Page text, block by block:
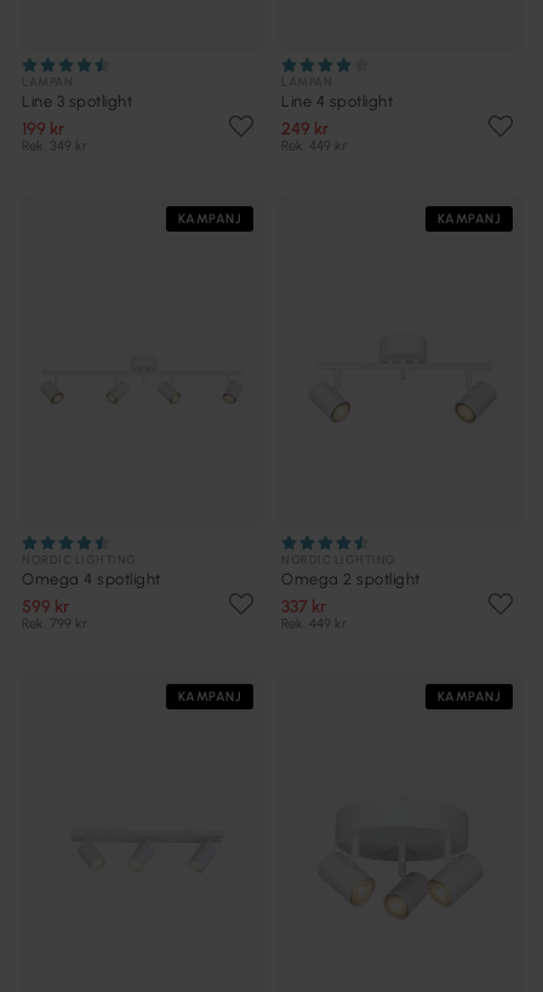
Line 3 spotlight
199 kr
Rek. 349 kr
Line 4 spotlight
249 kr
Rek. 449 kr
KAMPANJ
Omega 4 spotlight
599 kr
Rek. 799 kr
KAMPANJ
Omega 2 spotlight
337 kr
Rek. 449 kr
KAMPANJ KAMPANJ